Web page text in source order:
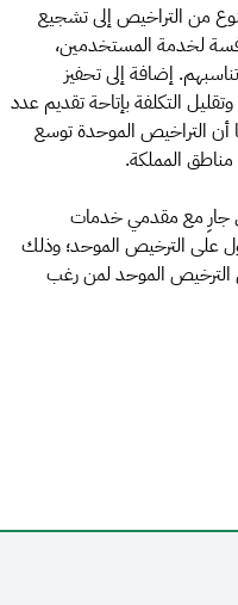
من التراخيص إلى تشجيع
لخدمة المستخدمين،
إضافة إلى تحفيز
التكلفة بإتاحة تقديم عدد
التراخيص الموحدة توسع
المملكة.
جارِ مع مقدمي خدمات
على الترخيص الموحد؛ وذلك
الترخيص الموحد لمن رغب